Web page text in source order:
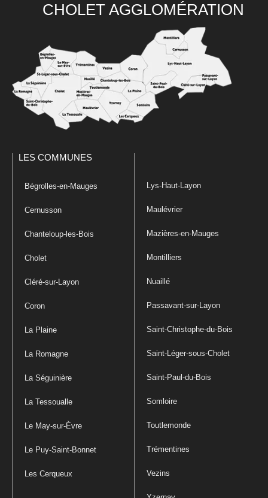
CHOLET AGGLOMÉRATION
LES COMMUNES
Bégrolles-en-Mauges
Cernusson
Chanteloup-les-Bois
Cholet
Cléré-sur-Layon
Coron
La Plaine
La Romagne
La Séguinière
La Tessoualle
Le May-sur-Èvre
Le Puy-Saint-Bonnet
Les Cerqueux
Lys-Haut-Layon
Maulévrier
Mazières-en-Mauges
Montilliers
Nuaillé
Passavant-sur-Layon
Saint-Christophe-du-Bois
Saint-Léger-sous-Cholet
Saint-Paul-du-Bois
Somloire
Toutlemonde
Trémentines
Vezins